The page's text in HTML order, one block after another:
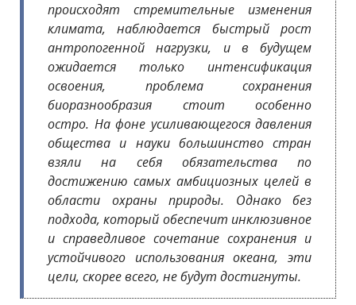
происходят стремительные изменения
климата, наблюдается быстрый рост
антропогенной нагрузки, и в будущем
ожидается только интенсификация
освоения, проблема сохранения
биоразнообразия стоит особенно
остро. На фоне усиливающегося давления
общества и науки большинство стран
взяли на себя обязательства по
достижению самых амбициозных целей в
области охраны природы. Однако без
подхода, который обеспечит инклюзивное
и справедливое сочетание сохранения и
устойчивого использования океана, эти
цели, скорее всего, не будут достигнуты.